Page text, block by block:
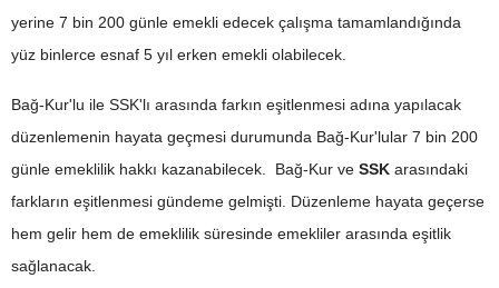
yerine 7 bin 200 günle emekli edecek çalışma tamamlandığında
yüz binlerce esnaf 5 yıl erken emekli olabilecek.
Bağ-Kur'lu ile SSK'lı arasında farkın eşitlenmesi adına yapılacak
düzenlemenin hayata geçmesi durumunda Bağ-Kur'lular 7 bin 200
günle emeklilik hakkı kazanabilecek. Bağ-Kur ve SSK arasındaki
farkların eşitlenmesi gündeme gelmişti. Düzenleme hayata geçerse
hem gelir hem de emeklilik süresinde emekliler arasında eşitlik
sağlanacak.